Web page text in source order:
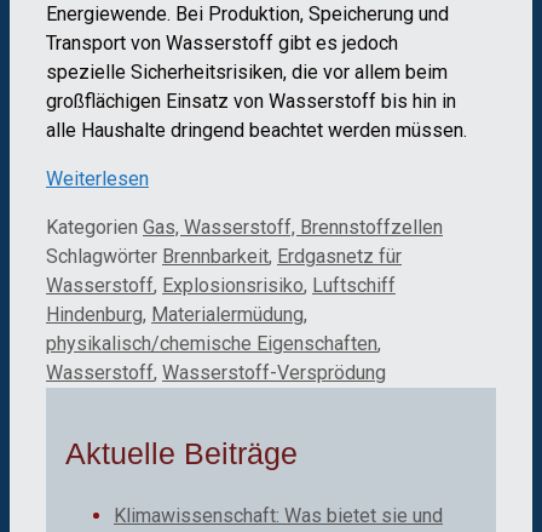
Energiewende. Bei Produktion, Speicherung und
Transport von Wasserstoff gibt es jedoch
spezielle Sicherheitsrisiken, die vor allem beim
großflächigen Einsatz von Wasserstoff bis hin in
alle Haushalte dringend beachtet werden müssen.
Weiterlesen
Kategorien Gas, Wasserstoff, Brennstoffzellen
Schlagwörter Brennbarkeit, Erdgasnetz für
Wasserstoff, Explosionsrisiko, Luftschiff
Hindenburg, Materialermüdung,
physikalisch/chemische Eigenschaften,
Wasserstoff, Wasserstoff-Versprödung
Aktuelle Beiträge
Klimawissenschaft: Was bietet sie und